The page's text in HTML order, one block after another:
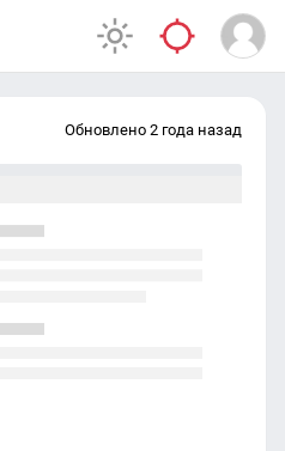
Обновлено 2 года назад